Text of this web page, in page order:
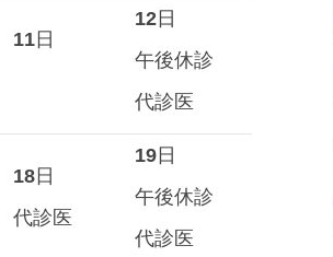
11 日
12 日
午後休診
代診医
18 日
代診医
19 日
午後休診
代診医